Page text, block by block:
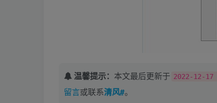
温馨提示： 本文最后更新于 2022-12-
留言或联系清风#。